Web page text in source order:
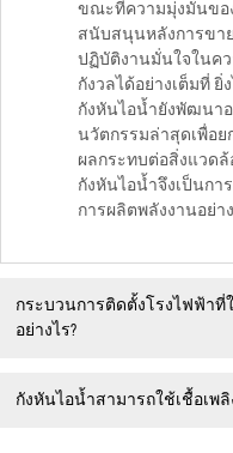
ขณะที่ความมุ่งมั่นขอ
สนับสนุนหลังการขา
ปฏิบัติงานมั่นใจในค
กังวลได้อย่างเต็มที่ ยิ่
กังหันไอน้ำยังพัฒนา
นวัตกรรมล่าสุดเพื่อ
ผลกระทบต่อสิ่งแวด
กังหันไอน้ำจึงเป็นกา
การผลิตพลังงานอย่า
กระบวนการติดตั้งโรงไฟฟ้าที่
อย่างไร?
กังหันไอน้ำสามารถใช้เชื้อเพ